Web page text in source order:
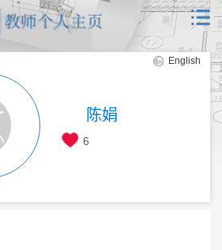
English
陈娟
6